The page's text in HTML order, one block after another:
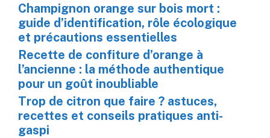
Champignon orange sur bois mort :
guide d’identification, rôle écologique
et précautions essentielles
Recette de confiture d’orange à
l’ancienne : la méthode authentique
pour un goût inoubliable
Trop de citron que faire ? astuces,
recettes et conseils pratiques anti-
gaspi